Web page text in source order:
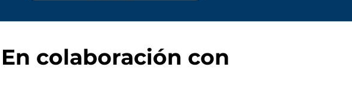
En colaboración con